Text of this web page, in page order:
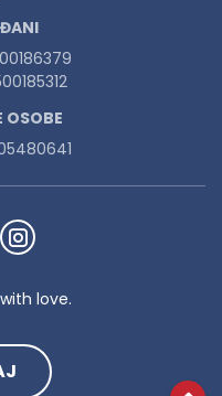
OSOBE
with love.